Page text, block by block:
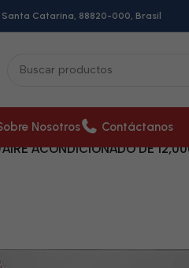
Catarina, 88820-000, Brasil
Nosotros Contáctanos
AIRE ACONDICIONADO DE